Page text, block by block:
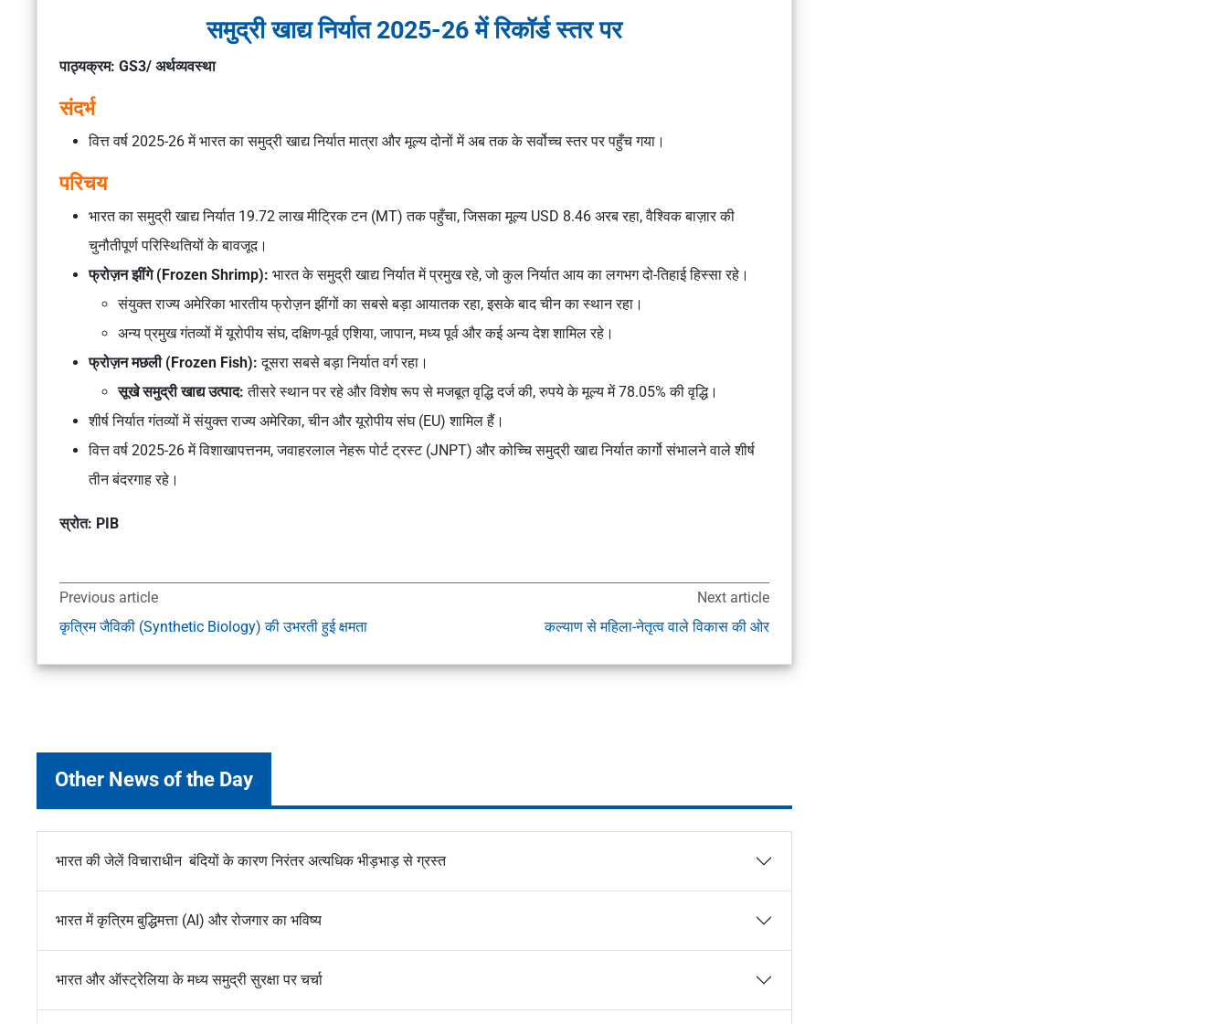
समुद्री खाद्य निर्यात 2025-26 में रिकॉर्ड स्तर पर
पाठ्यक्रम: GS3/ अर्थव्यवस्था
संदर्भ
वित्त वर्ष 2025-26 में भारत का समुद्री खाद्य निर्यात मात्रा और मूल्य दोनों में अब तक के सर्वोच्च स्तर पर पहुँच गया।
परिचय
भारत का समुद्री खाद्य निर्यात 19.72 लाख मीट्रिक टन (MT) तक पहुँचा, जिसका मूल्य USD 8.46 अरब रहा, वैश्विक बाज़ार की
चुनौतीपूर्ण परिस्थितियों के बावजूद।
फ्रोज़न झींगे (Frozen Shrimp): भारत के समुद्री खाद्य निर्यात में प्रमुख रहे, जो कुल निर्यात आय का लगभग दो-तिहाई हिस्सा रहे।
संयुक्त राज्य अमेरिका भारतीय फ्रोज़न झींगों का सबसे बड़ा आयातक रहा, इसके बाद चीन का स्थान रहा।
अन्य प्रमुख गंतव्यों में यूरोपीय संघ, दक्षिण-पूर्व एशिया, जापान, मध्य पूर्व और कई अन्य देश शामिल रहे।
फ्रोज़न मछली (Frozen Fish):दूसरा सबसे बड़ा निर्यात वर्ग रहा।
सूखे समुद्री खाद्य उत्पाद:तीसरे स्थान पर रहे और विशेष रूप से मजबूत वृद्धि दर्ज की, रुपये के मूल्य में 78.05% की वृद्धि।
शीर्ष निर्यात गंतव्यों में संयुक्त राज्य अमेरिका, चीन और यूरोपीय संघ (EU) शामिल हैं।
वित्त वर्ष 2025-26 में विशाखापत्तनम, जवाहरलाल नेहरू पोर्ट ट्रस्ट (JNPT) और कोच्चि समुद्री खाद्य निर्यात कार्गो संभालने वाले शीर्ष
तीन बंदरगाह रहे।
स्रोत: PIB
Previous article
कृत्रिम जैविकी (Synthetic Biology) की उभरती हुई क्षमता
Next article
कल्याण से महिला-नेतृत्व वाले विकास की ओर
Other News of the Day
भारत की जेलें विचाराधीन बंदियों के कारण निरंतर अत्यधिक भीड़भाड़ से ग्रस्त
भारत में कृत्रिम बुद्धिमत्ता (AI) और रोजगार का भविष्य
भारत और ऑस्ट्रेलिया के मध्य समुद्री सुरक्षा पर चर्चा